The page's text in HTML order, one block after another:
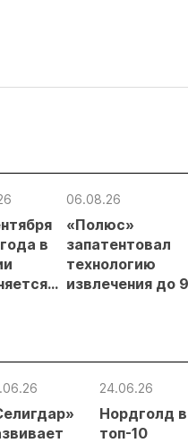
в
и
06.08.26
«Полюс»
запатентовал
технологию
извлечения до
24.06.26
Нордголд
топ-10